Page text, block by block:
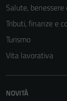
Salute,
Tributi, finanze e
Turismo
Vita lavorativa
NOVITÀ